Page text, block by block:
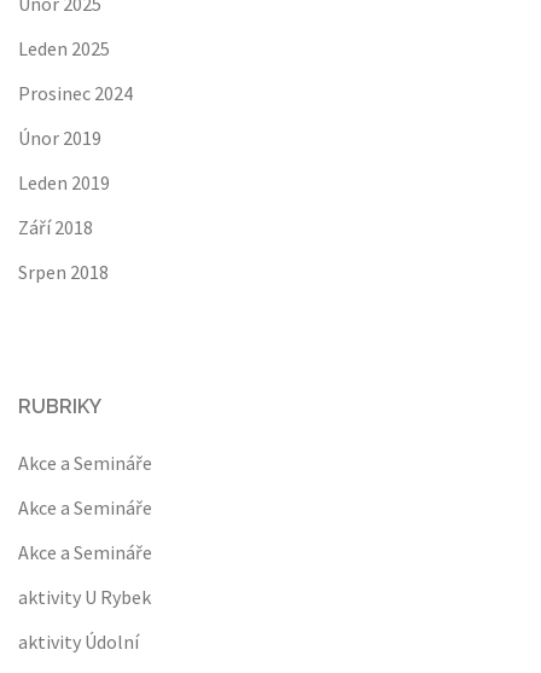
Leden 2025
Prosinec 2024
Únor 2019
Leden 2019
Září 2018
Srpen 2018
RUBRIKY
Akce a Semináře
Akce a Semináře
Akce a Semináře
aktivity U Rybek
aktivity Údolní